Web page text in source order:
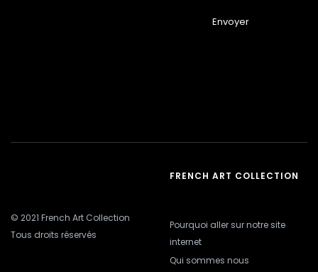
Envoyer
© 2021 French Art Collection
Tous droits réservés
FRENCH ART COLLECTION
Pourquoi aller sur notre site
internet
Qui sommes nous